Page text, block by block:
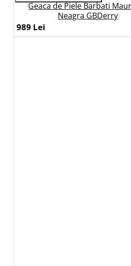
Geaca de Piele Barbati
Neagra GBDerry
989 Lei